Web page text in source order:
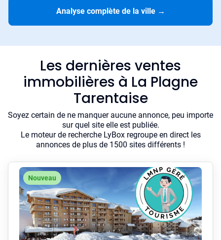
Analyse complète de la ville →
Les dernières ventes
immobilières à La Plagne
Tarentaise
Soyez certain de ne manquer aucune annonce, peu importe
sur quel site elle est publiée.
Le moteur de recherche LyBox regroupe en direct les
annonces de plus de 1500 sites différents !
Nouveau